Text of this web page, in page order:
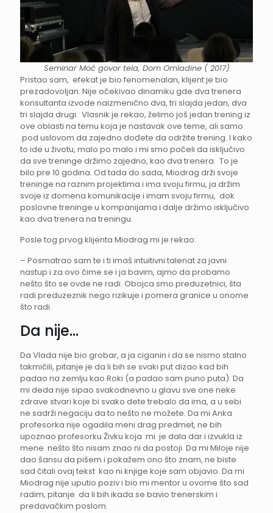
Seminar Moć govor tela, Dom Omladine ( 2017)
Pristao sam, efekat je bio fenomenalan, klijent je bio
prezadovoljan. Nije očekivao dinamiku gde dva trenera
konsultanta izvode naizmenično dva, tri slajda jedan, dva
tri slajda drugi. Vlasnik je rekao, želimo još jedan trening iz
ove oblasti na temu koja je nastavak ove teme, ali samo
pod uslovom da zajedno dođete da održite trening. I kako
to ide u životu, malo po malo i mi smo počeli da isključivo
da sve treninge držimo zajedno, kao dva trenera. To je
bilo pre 10 godina. Od tada do sada, Miodrag drži svoje
treninge na raznim projektima i ima svoju firmu, ja držim
svoje iz domena komunikacije i imam svoju firmu, dok
poslovne treninge u kompanijama i dalje držimo isključivo
kao dva trenera na treningu.
Posle tog prvog klijenta Miodrag mi je rekao:
– Posmatrao sam te i ti imaš intuitivni talenat za javni
nastup i za ovo čime se i ja bavim, ajmo da probamo
nešto što se ovde ne radi. Obojca smo preduzetnici, šta
radi preduzeznik nego rizikuje i pomera granice u onome
što radi.
Da nije…
Da Vlada nije bio grobar, a ja ciganin i da se nismo stalno
takmičili, pitanje je da li bih se svaki put dizao kad bih
padao na zemlju kao Roki (a padao sam puno puta). Da
mi deda nije sipao svakodnevno u glavu sve one neke
zdrave stvari koje bi svako dete trebalo da ima, a u sebi
ne sadrži negaciju da to nešto ne možete. Da mi Anka
profesorka nije ogadila meni drag predmet, ne bih
upoznao profesorku Živku koja mi je dala dar i izvukla iz
mene nešto što nisam znao ni da postoji. Da mi Miloje nije
dao šansu da pišem i pokažem ono što znam, ne biste
sad čitali ovaj tekst kao ni knjige koje sam objavio. Da mi
Miodrag nije uputio poziv i bio mi mentor u ovome što sad
radim, pitanje da li bih ikada se bavio trenerskim i
predavačkim poslom.